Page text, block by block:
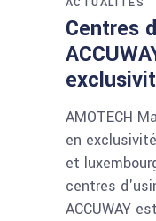
Centres
AMOTECH
en
et
centres
ACCUWAY